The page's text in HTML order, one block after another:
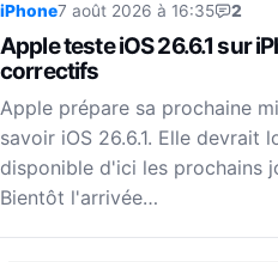
iPhone7 août 2026 à 16:35 2
Apple teste iOS 26.6.1 sur
correctifs
Apple prépare sa prochaine
savoir iOS 26.6.1. Elle devrait
disponible d'ici les prochains
Bientôt l'arrivée…